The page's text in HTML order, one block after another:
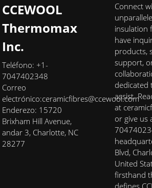
CCEWOOL
Thermomax
Inc.
Teléfono: +1-
7047402348
Correo
electrónico:ceramicfibres@ccewool.com
Enderezo: 15720
Brixham Hill Avenue,
andar 3, Charlotte, NC
28277
Connect
insulation
have
products,
support,
dedicated
assist.
at
or give us
Blvd,
United
firsthand
defines